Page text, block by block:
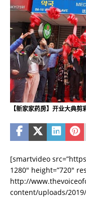
【新家家药房】开业大典剪
[smartvideo
1280″ height=”720″
http://
content/uploads/